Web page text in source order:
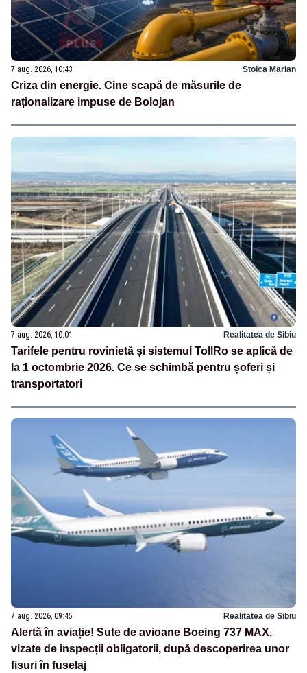
7 aug. 2026, 10:43 Stoica Marian
Criza din energie. Cine scapă de măsurile de
raționalizare impuse de Bolojan
7 aug. 2026, 10:01 Realitatea de Sibiu
Tarifele pentru rovinietă și sistemul TollRo se aplică de
la 1 octombrie 2026. Ce se schimbă pentru șoferi și
transportatori
7 aug. 2026, 09:45 Realitatea de Sibiu
Alertă în aviație! Sute de avioane Boeing 737 MAX,
vizate de inspecții obligatorii, după descoperirea unor
fisuri în fuselaj